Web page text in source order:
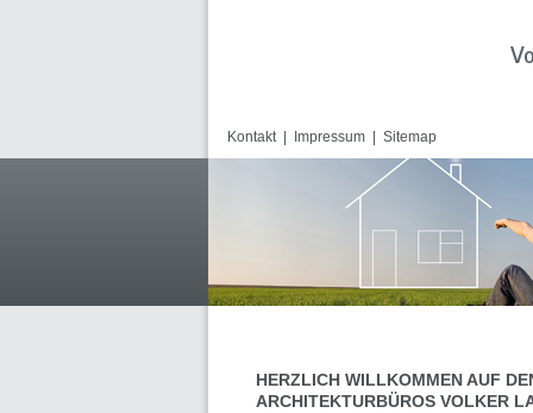
Kontakt| Impressum Sitemap
HERZLICH WILLKOMMEN AUF
ARCHITEKTURBÜROS VOLKER